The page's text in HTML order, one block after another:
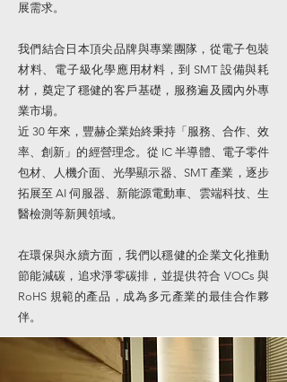
展需求。
我們結合日本頂尖品牌與專業團隊，從電子包裝
材料、電子級化學應用材料，到 SMT 設備與耗
材，奠定了穩健的客戶基礎，服務遍及國內外專
業市場。
近 30 年來，豐赫企業始終秉持「服務、合作、效
率、創新」的經營理念。從 IC 半導體、電子零件
包材、人機介面、光學顯示器、SMT 產業，逐步
拓展至 AI 伺服器、新能源電動車、雲端科技、生
醫檢測等新興領域。
在環保與永續方面，我們以穩健的企業文化推動
節能減碳，追求淨零碳排，並提供符合 VOCs 與
RoHS 規範的產品，成為多元產業的最佳合作夥
伴。